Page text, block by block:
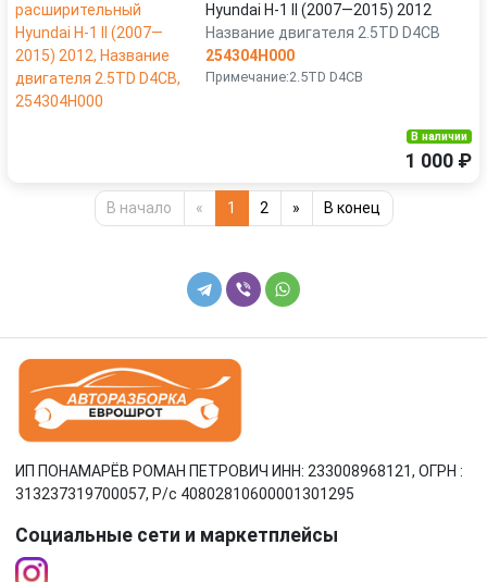
Hyundai H-1 II (2007—2015) 2012
Название двигателя 2.5TD D4CB
254304H000
Примечание:2.5TD D4CB
В наличии
1 000 ₽
В начало « 1 2 » В конец
ИП ПОНАМАРЁВ РОМАН ПЕТРОВИЧ ИНН: 233008968121, ОГРН :
313237319700057, Р/c 40802810600001301295
Социальные сети и маркетплейсы